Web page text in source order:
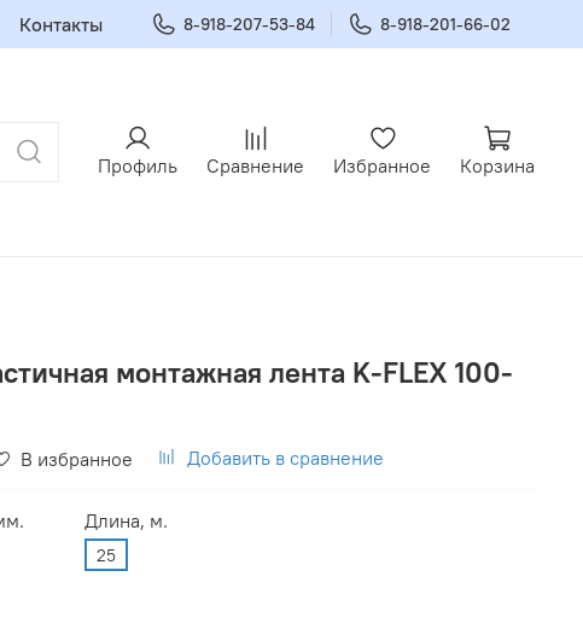
Контакты 8-918-207-53-84 8-918-201-66-02
Профиль Сравнение Избранное Корзина
монтажная лента K-FLEX 100-
В избранное Добавить в сравнение
Длина, м.
25